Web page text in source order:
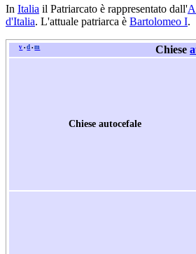
In Italia il Patriarcato è rappresentato dall'
d'Italia. L'attuale patriarca è Bartolomeo I.
v • d • m Chiese
Chiese autocefale